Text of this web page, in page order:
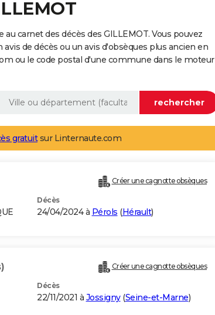
carnet des décès des GILLEMOT. Vous pouvez
de décès ou un avis d'obsèques plus ancien en
ou le code postal d'une commune dans le moteur
gratuitsur Linternaute.com
Créer une cagnotte obsèques
Décès
24/04/2024 à Pérols (Hérault)
Créer une cagnotte obsèques
Décès
22/11/2021 à Jossigny(Seine-et-Marne)